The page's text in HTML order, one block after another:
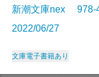
新潮文庫nex
2022/06/27
文庫電子書籍あり